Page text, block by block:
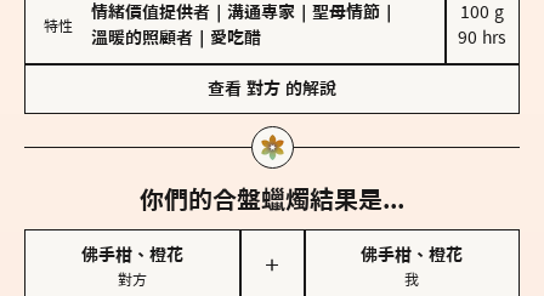
特性
情緒價值提供者 溝通專家 聖母情節
溫暖的照顧者
愛吃醋
100 g
90 hrs
查看 對方 的解說
你們的合盤蠟燭結果是...
佛手柑、橙花
對方
＋
佛手柑、橙花
我